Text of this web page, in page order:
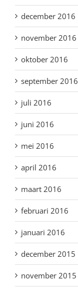
december 2016
november 2016
oktober 2016
september 2016
juli 2016
juni 2016
mei 2016
april 2016
maart 2016
februari 2016
januari 2016
december 2015
november 2015